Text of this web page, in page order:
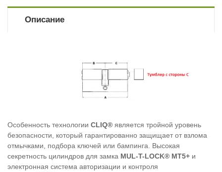
Описание
Особенность технологии CLIQ® является тройной уровень
безопасности, который гарантированно защищает от взлома
отмычками, подбора ключей или бампинга. Высокая
секретность цилиндров для замка MUL-T-LOCK® МТ5+ и
электронная система авторизации и контроля